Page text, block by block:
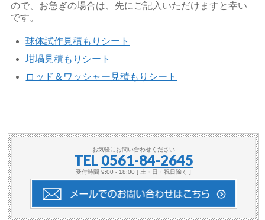
ので、お急ぎの場合は、先にご記入いただけますと幸い
です。
球体試作見積もりシート
坩堝見積もりシート
ロッド＆ワッシャー見積もりシート
お気軽にお問い合わせください
TEL 0561-84-2645
受付時間 9:00 - 18:00 [ 土・日・祝日除く ]